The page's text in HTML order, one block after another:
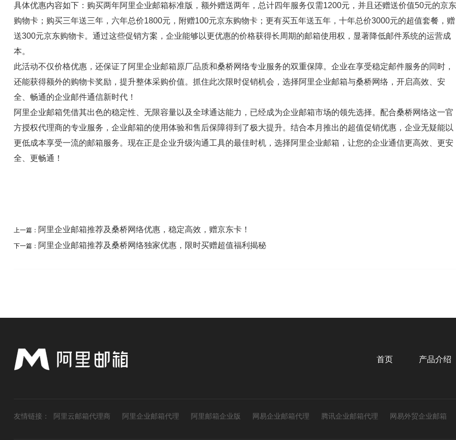
具体优惠内容如下：购买两年阿里企业邮箱标准版，额外赠送两年，总计四年服务仅需1200元，并且还赠送价值50元的京东
购物卡；购买三年送三年，六年总价1800元，附赠100元京东购物卡；更有买五年送五年，十年总价3000元的超值套餐，赠
送300元京东购物卡。通过这些促销方案，企业能够以更优惠的价格获得长周期的邮箱使用权，显著降低邮件系统的运营成
本。
此活动不仅价格优惠，还保证了阿里企业邮箱原厂品质和桑桥网络专业服务的双重保障。企业在享受稳定邮件服务的同时，
还能获得额外的购物卡奖励，提升整体采购价值。抓住此次限时促销机会，选择阿里企业邮箱与桑桥网络，开启高效、安
全、畅通的企业邮件通信新时代！
阿里企业邮箱凭借其出色的稳定性、无限容量以及全球通达能力，已经成为企业邮箱市场的领先选择。配合桑桥网络这一官
方授权代理商的专业服务，企业邮箱的使用体验和售后保障得到了极大提升。结合本月推出的超值促销优惠，企业无疑能以
更低成本享受一流的邮箱服务。现在正是企业升级沟通工具的最佳时机，选择阿里企业邮箱，让您的企业通信更高效、更安
全、更畅通！
上一篇： 阿里企业邮箱推荐及桑桥网络优惠，稳定高效，赠京东卡！
下一篇： 阿里企业邮箱推荐及桑桥网络独家优惠，限时买赠超值福利揭秘
首页 产品介绍
友情链接： 阿里云邮箱代理商 阿里企业邮箱代理 阿里邮箱企业版 网易企业邮箱代理 腾讯企业邮箱代理 网易外贸企业邮箱